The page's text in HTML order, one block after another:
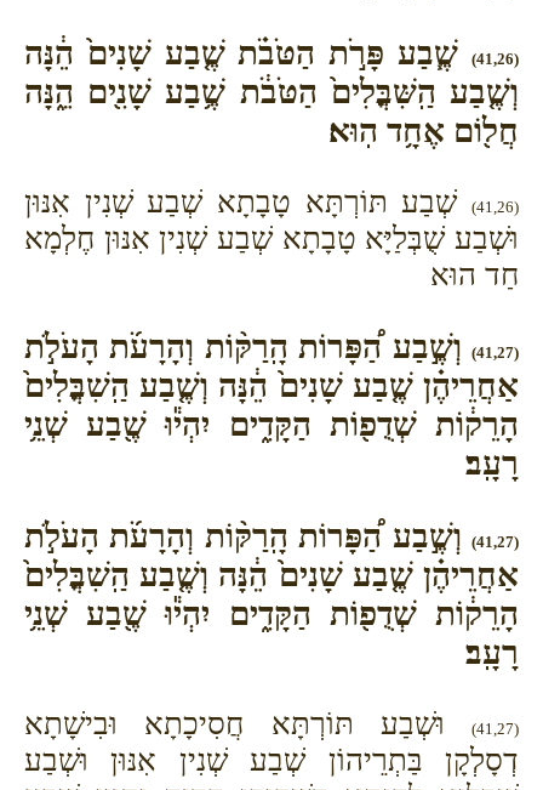
(41,26)
שֶׁ֧בַע פָּרֹ֣ת הַטֹּבֹ֗ת שֶׁ֤בַע שָׁנִים֙ הֵ֔נָּה
וְשֶׁ֤בַע הַֽשִּׁבֳּלִים֙ הַטֹּבֹ֔ת שֶׁ֥בַע שָׁנִ֖ים הֵ֑נָּה
חֲל֖וֹם אֶחָ֥ד הֽוּא׃
(41,26)
שְׁבַע תּוֹרְתָּא טָבָתָא שְׁבַע שְׁנִין אִנּוּן
וּשְׁבַע שֻׁבְּלַיָּא טָבָתָא שְׁבַע שְׁנִין אִנּוּן חֶלְמָא
חַד הוּא
(41,27)
וְשֶׁ֣בַע הַ֠פָּרוֹת הָֽרַקּ֨וֹת וְהָרָעֹ֜ת הָעֹלֹ֣ת
אַחֲרֵיהֶ֗ן שֶׁ֤בַע שָׁנִים֙ הֵ֔נָּה וְשֶׁ֤בַע הַֽשִׁבֳּלִים֙
הָרֵק֔וֹת שְׁדֻפ֖וֹת הַקָּדִ֑ים יִהְי֕וּ שֶׁ֖בַע שְׁנֵ֥י
רָעָֽב׃
(41,27)
וְשֶׁ֣בַע הַ֠פָּרוֹת הָֽרַקּ֨וֹת וְהָרָעֹ֜ת הָעֹלֹ֣ת
אַחֲרֵיהֶ֗ן שֶׁ֤בַע שָׁנִים֙ הֵ֔נָּה וְשֶׁ֤בַע הַֽשִׁבֳּלִים֙
הָרֵק֔וֹת שְׁדֻפ֖וֹת הַקָּדִ֑ים יִהְי֕וּ שֶׁ֖בַע שְׁנֵ֥י
רָעָֽב׃
(41,27)
וּשְׁבַע תּוֹרְתָּא חֲסִיכָתָא וּבִישָׁתָא
דְסָלְקָן בַּתְרֵיהוֹן שְׁבַע שְׁנִין אִנּוּן וּשְׁבַע